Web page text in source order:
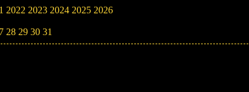
2022 2023 2024 2025 2026
28 29 30 31